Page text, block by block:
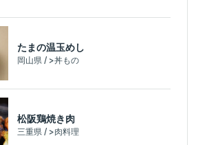
たまの温玉めし
岡山県 / >丼もの
松阪鶏焼き肉
三重県 / >肉料理